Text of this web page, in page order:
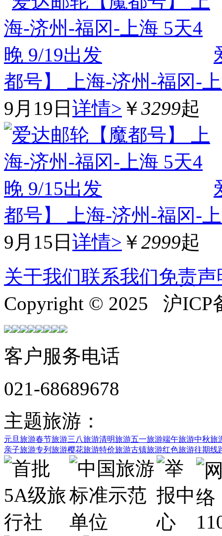
都号】 上海-济州-福冈-
9月19日 详情> ￥3299起
都号】 上海-济州-福冈-
9月15日 详情> ￥2999起
关于我们联系我们免责声
Copyright © 2025 沪ICP
客户服务电话
021-68689678
主题旅游：
元旦旅游春节旅游三八旅游清明旅游五一旅游端午旅游中秋旅
亲子旅游专列旅游樱花旅游特价旅游古镇旅游红色旅游往期线